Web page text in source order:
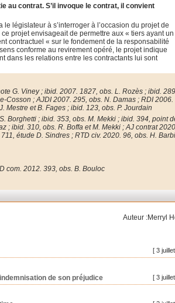
au contrat. S’il invoque le contrat, il convient
législateur à s’interroger à l’occasion du projet de
projet envisageait de permettre aux « tiers ayant un
contractuel « sur le fondement de la responsabilité
conforme au revirement opéré, le projet indique
dans les relations entre les contractants lui sont
G. Viney ; ibid. 2007. 1827, obs. L. Rozès ; ibid.
Cosson ; AJDI 2007.295, obs. N. Damas ; RDI 2006.
Mestre et B. Fages ; ibid. 123, obs. P. Jourdain
Borghetti ; ibid. 353, obs. M. Mekki ; ibid. 394, point
; ibid. 310, obs. R. Boffa et M. Mekki ; AJ contrat 2020.
étude D. Sindres ; RTD civ. 2020.96, obs. H.
com. 2012. 393, obs. B. Bouloc
Auteur :Merryl
[ 3
[ 3
de son préjudice